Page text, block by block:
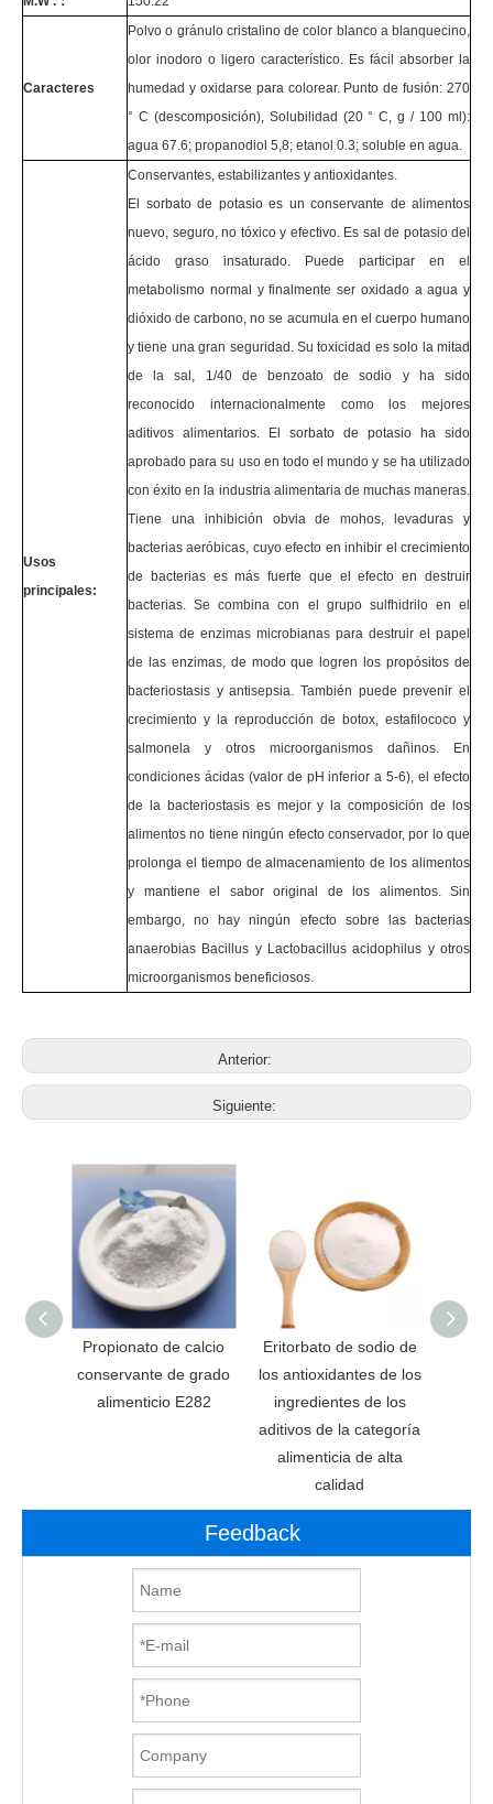
Caracteres
Polvo o gránulo cristalino de color blanco a blanquecino,
olor inodoro o ligero característico. Es fácil absorber la
humedad y oxidarse para colorear. Punto de fusión: 270
° C (descomposición), Solubilidad (20 ° C, g / 100 ml):
agua 67.6; propanodiol 5,8; etanol 0.3; soluble en agua.
Usos
principales:
Conservantes, estabilizantes y antioxidantes.
El sorbato de potasio es un conservante de alimentos
nuevo, seguro, no tóxico y efectivo. Es sal de potasio del
ácido graso insaturado. Puede participar en el
metabolismo normal y finalmente ser oxidado a agua y
dióxido de carbono, no se acumula en el cuerpo humano
y tiene una gran seguridad. Su toxicidad es solo la mitad
de la sal, 1/40 de benzoato de sodio y ha sido
reconocido internacionalmente como los mejores
aditivos alimentarios. El sorbato de potasio ha sido
aprobado para su uso en todo el mundo y se ha utilizado
con éxito en la industria alimentaria de muchas maneras.
Tiene una inhibición obvia de mohos, levaduras y
bacterias aeróbicas, cuyo efecto en inhibir el crecimiento
de bacterias es más fuerte que el efecto en destruir
bacterias. Se combina con el grupo sulfhidrilo en el
sistema de enzimas microbianas para destruir el papel
de las enzimas, de modo que logren los propósitos de
bacteriostasis y antisepsia. También puede prevenir el
crecimiento y la reproducción de botox, estafilococo y
salmonela y otros microorganismos dañinos. En
condiciones ácidas (valor de pH inferior a 5-6), el efecto
de la bacteriostasis es mejor y la composición de los
alimentos no tiene ningún efecto conservador, por lo que
prolonga el tiempo de almacenamiento de los alimentos
y mantiene el sabor original de los alimentos. Sin
embargo, no hay ningún efecto sobre las bacterias
anaerobias Bacillus y Lactobacillus acidophilus y otros
microorganismos beneficiosos.
Anterior:
Siguiente:
Propionato de calcio
conservante de grado
alimenticio E282
Eritorbato de sodio de
los antioxidantes de los
ingredientes de los
aditivos de la categoría
alimenticia de alta
calidad
Feedback